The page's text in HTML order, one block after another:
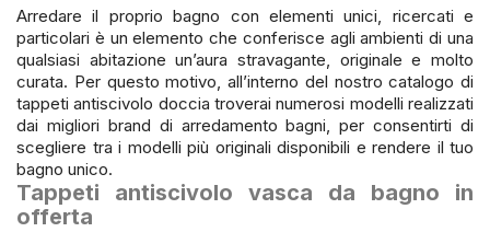
Arredare il proprio bagno con elementi unici, ricercati e
particolari è un elemento che conferisce agli ambienti di una
qualsiasi abitazione un’aura stravagante, originale e molto
curata. Per questo motivo, all’interno del nostro catalogo di
tappeti antiscivolo doccia troverai numerosi modelli realizzati
dai migliori brand di arredamento bagni, per consentirti di
scegliere tra i modelli più originali disponibili e rendere il tuo
bagno unico.
Tappeti antiscivolo vasca da bagno in
offerta